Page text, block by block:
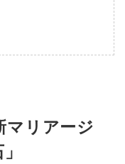
マリアージ